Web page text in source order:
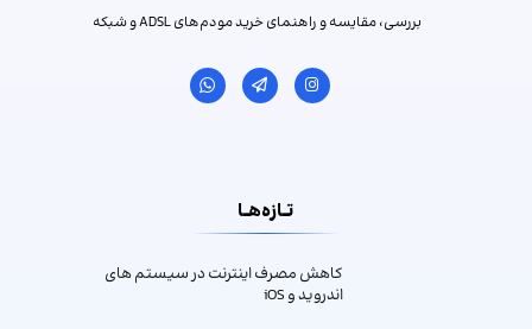
بررسی، مقایسه و راهنمای خرید مودم‌های ADSL و شبکه
تــازه‌هــا
کاهش مصرف اینترنت در سیستم های
اندروید و iOS